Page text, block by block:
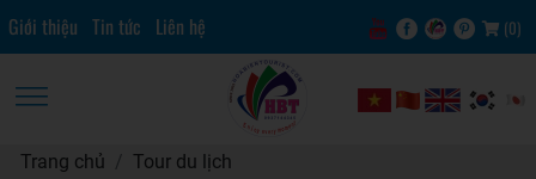
Giới thiệu Tin tức Liên hệ (0)
Trang chủ
Tour du lịch